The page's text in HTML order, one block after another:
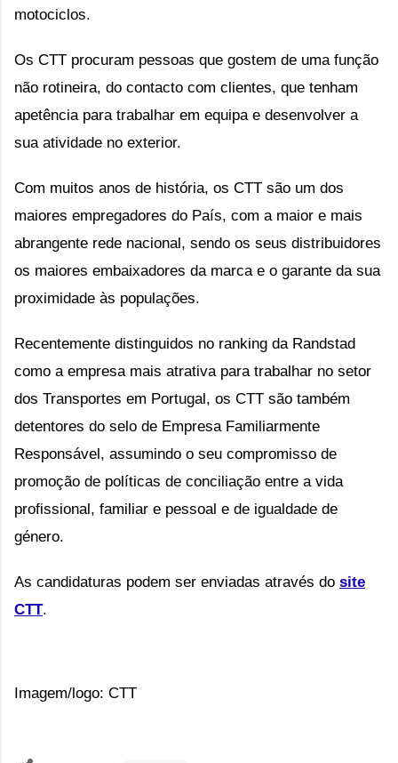
motociclos.
Os CTT procuram pessoas que gostem de uma função
não rotineira, do contacto com clientes, que tenham
apetência para trabalhar em equipa e desenvolver a
sua atividade no exterior.
Com muitos anos de história, os CTT são um dos
maiores empregadores do País, com a maior e mais
abrangente rede nacional, sendo os seus distribuidores
os maiores embaixadores da marca e o garante da sua
proximidade às populações.
Recentemente distinguidos no ranking da Randstad
como a empresa mais atrativa para trabalhar no setor
dos Transportes em Portugal, os CTT são também
detentores do selo de Empresa Familiarmente
Responsável, assumindo o seu compromisso de
promoção de políticas de conciliação entre a vida
profissional, familiar e pessoal e de igualdade de
género.
As candidaturas podem ser enviadas através do site
CTT.
Imagem/logo: CTT